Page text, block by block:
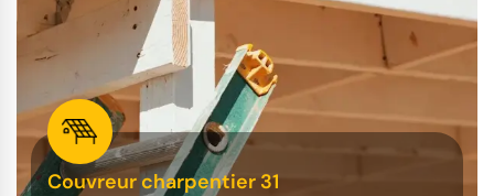
Couvreur charpentier 31